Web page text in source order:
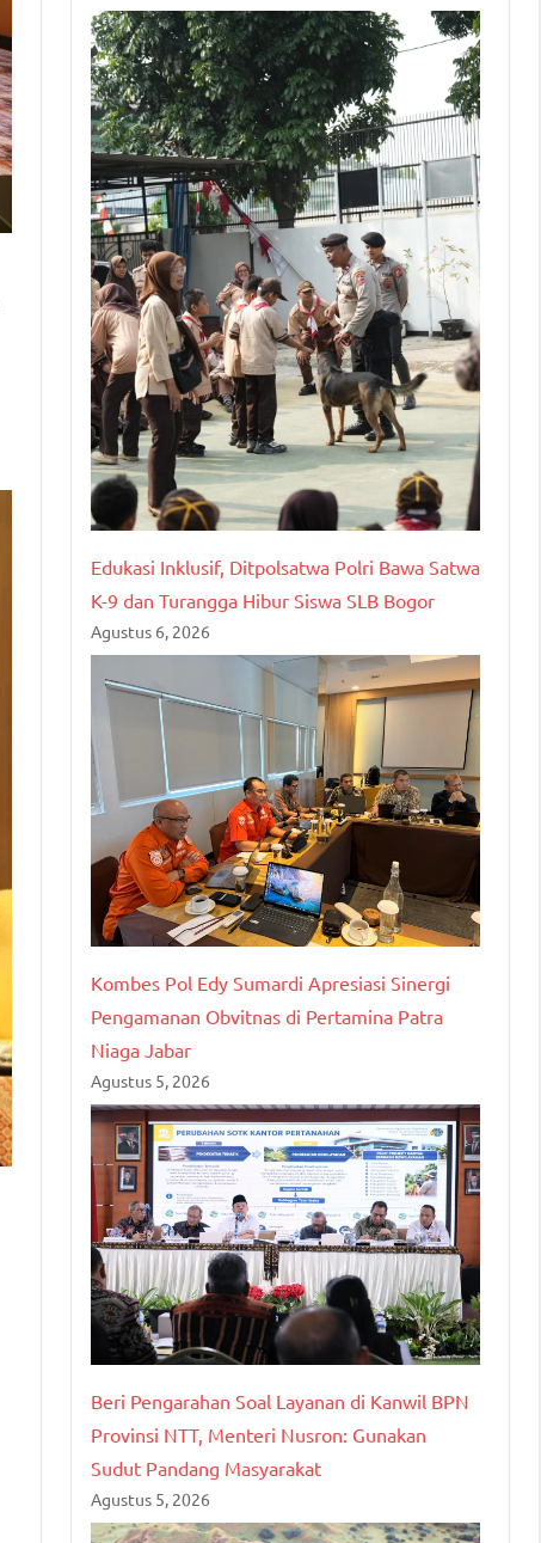
Edukasi Inklusif, Ditpolsatwa Polri Bawa Satwa
K-9 dan Turangga Hibur Siswa SLB Bogor
Agustus 6, 2026
Kombes Pol Edy Sumardi Apresiasi Sinergi
Pengamanan Obvitnas di Pertamina Patra
Niaga Jabar
Agustus 5, 2026
Beri Pengarahan Soal Layanan di Kanwil BPN
Provinsi NTT, Menteri Nusron: Gunakan
Sudut Pandang Masyarakat
Agustus 5, 2026